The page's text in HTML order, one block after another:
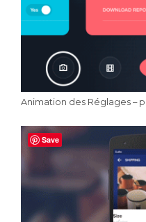
Animation des Réglages –
Save